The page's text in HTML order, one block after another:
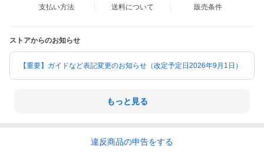
支払い方法 送料について 販売条件
ストアからのお知らせ
【重要】ガイドなど表記変更のお知らせ（改定予定日2026年9月1日）
もっと見る
違反商品の申告をする